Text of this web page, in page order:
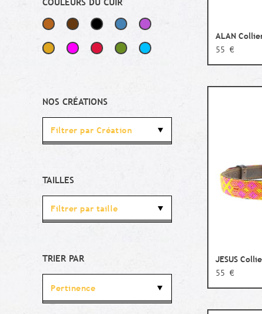
COULEURS DU CUIR
NOS CRÉATIONS
Filtrer par Création
TAILLES
Filtrer par taille
TRIER PAR
ALAN
55 €
JESUS
55 €